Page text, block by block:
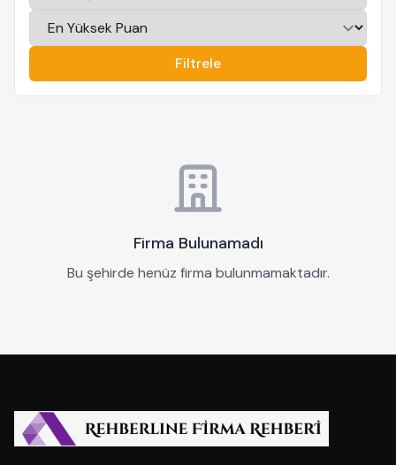
Filtrele
Firma Bulunamadı
Bu şehirde henüz firma bulunmamaktadır.